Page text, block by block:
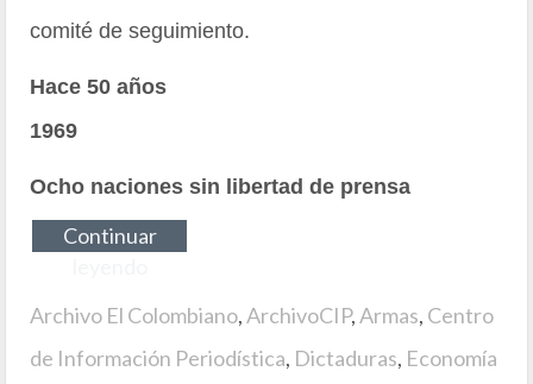
comité de seguimiento.
Hace 50 años
1969
Ocho naciones sin libertad de prensa
Continuar
Archivo El Colombiano,ArchivoCIP,Armas, Centro
de Información Periodística, Dictaduras, Economía